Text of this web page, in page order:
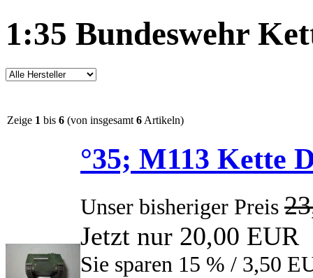
1:35 Bundeswehr
Zeige 1 bis 6 (von insgesamt 6 Artikeln)
°35; M113 Kette
Unser bisheriger Preis
Jetzt nur 20,00 EUR
Sie sparen 15 % / 3,50